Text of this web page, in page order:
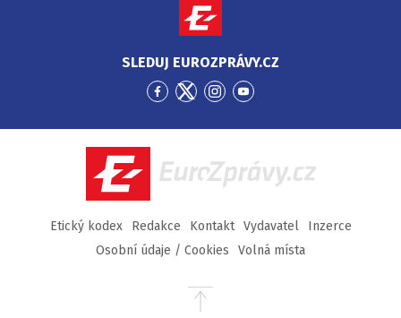
SLEDUJ EUROZPRÁVY.CZ
Přejít
Facebook
Přejít
Twitter
Přejít
Instagram
Přejít
YouTube
EuroZprávy.cz
Etický kodex Redakce Kontakt Vydavatel
Inzerce
Osobní údaje / Cookies
Volná místa
Přejít